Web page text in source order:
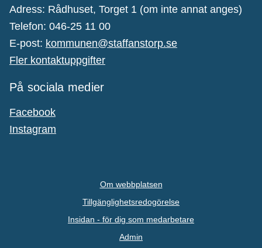
Adress: Rådhuset, Torget 1 (om inte annat anges)
Telefon: 046-25 11 00
E-post: kommunen@staffanstorp.se
Fler kontaktuppgifter
På sociala medier
Facebook
Instagram
Om webbplatsen
Tillgänglighetsredogörelse
Insidan - för dig som medarbetare
Admin